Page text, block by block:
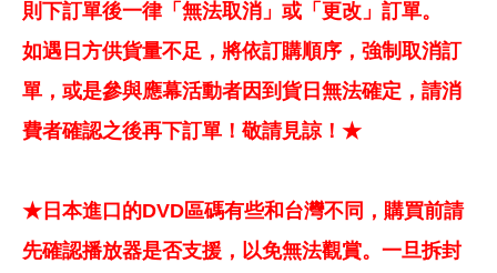
則下訂單後一律「無法取消」或「更改」訂單。
如遇日方供貨量不足，將依訂購順序，強制取消訂
單，或是參與應幕活動者因到貨日無法確定，請消
費者確認之後再下訂單！敬請見諒！★
★日本進口的DVD區碼有些和台灣不同，購買前請
先確認播放器是否支援，以免無法觀賞。一旦拆封